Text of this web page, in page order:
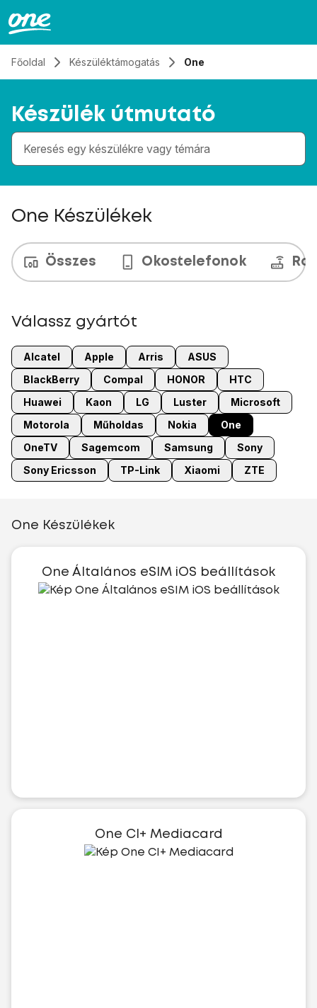
Főoldal Készüléktámogatás One
Készülék útmutató
Gépelés közben megjelennek a keresési
One Készülékek
Összes Okostelefonok
Válassz gyártót
Alcatel Apple Arris
ASUS
BlackBerry
Compal HONOR
HTC
Huawei
Kaon LG Luster
Microsoft
Motorola
Műholdas Nokia
One
OneTV
Sagemcom Samsung
Sony
Sony Ericsson
TP-Link Xiaomi ZTE
One Készülékek
One Általános eSIM iOS beállítások
One CI+ Mediacard